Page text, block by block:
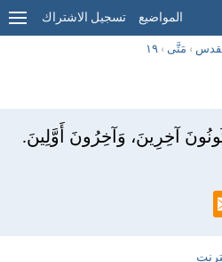
المواضيع تسجيل الاشتراك
› مَتَّى ›١٩
آخِرِينَ، وَآخِرُونَ أَوَّلِينَ.